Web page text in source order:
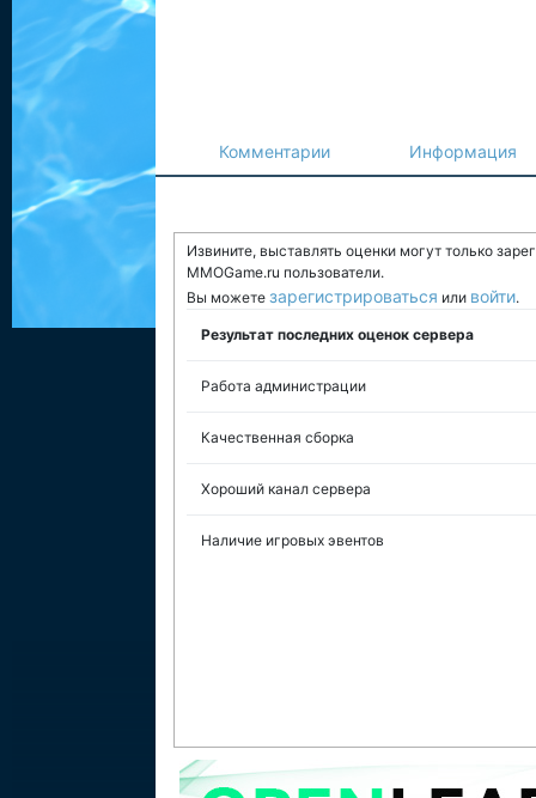
Комментарии Информация
Извините, выставлять оценки могут только
MMOGame.ru пользователи.
Вы можете зарегистрироваться или войти.
Результат последних оценок сервера
Работа администрации
Качественная сборка
Хороший канал сервера
Наличие игровых эвентов